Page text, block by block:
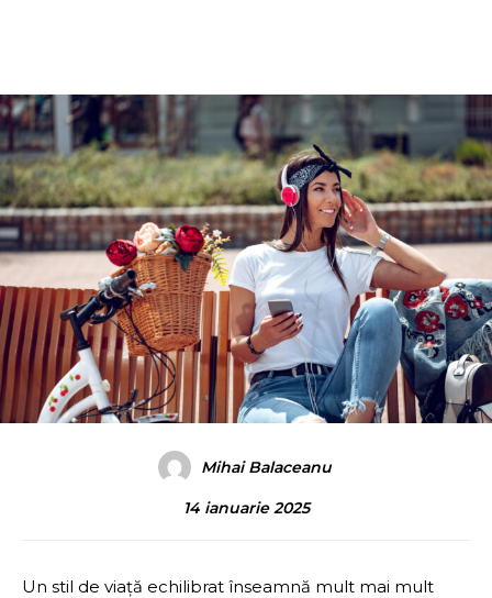
Mihai Balaceanu
14 ianuarie 2025
Un stil de viață echilibrat înseamnă mult mai mult